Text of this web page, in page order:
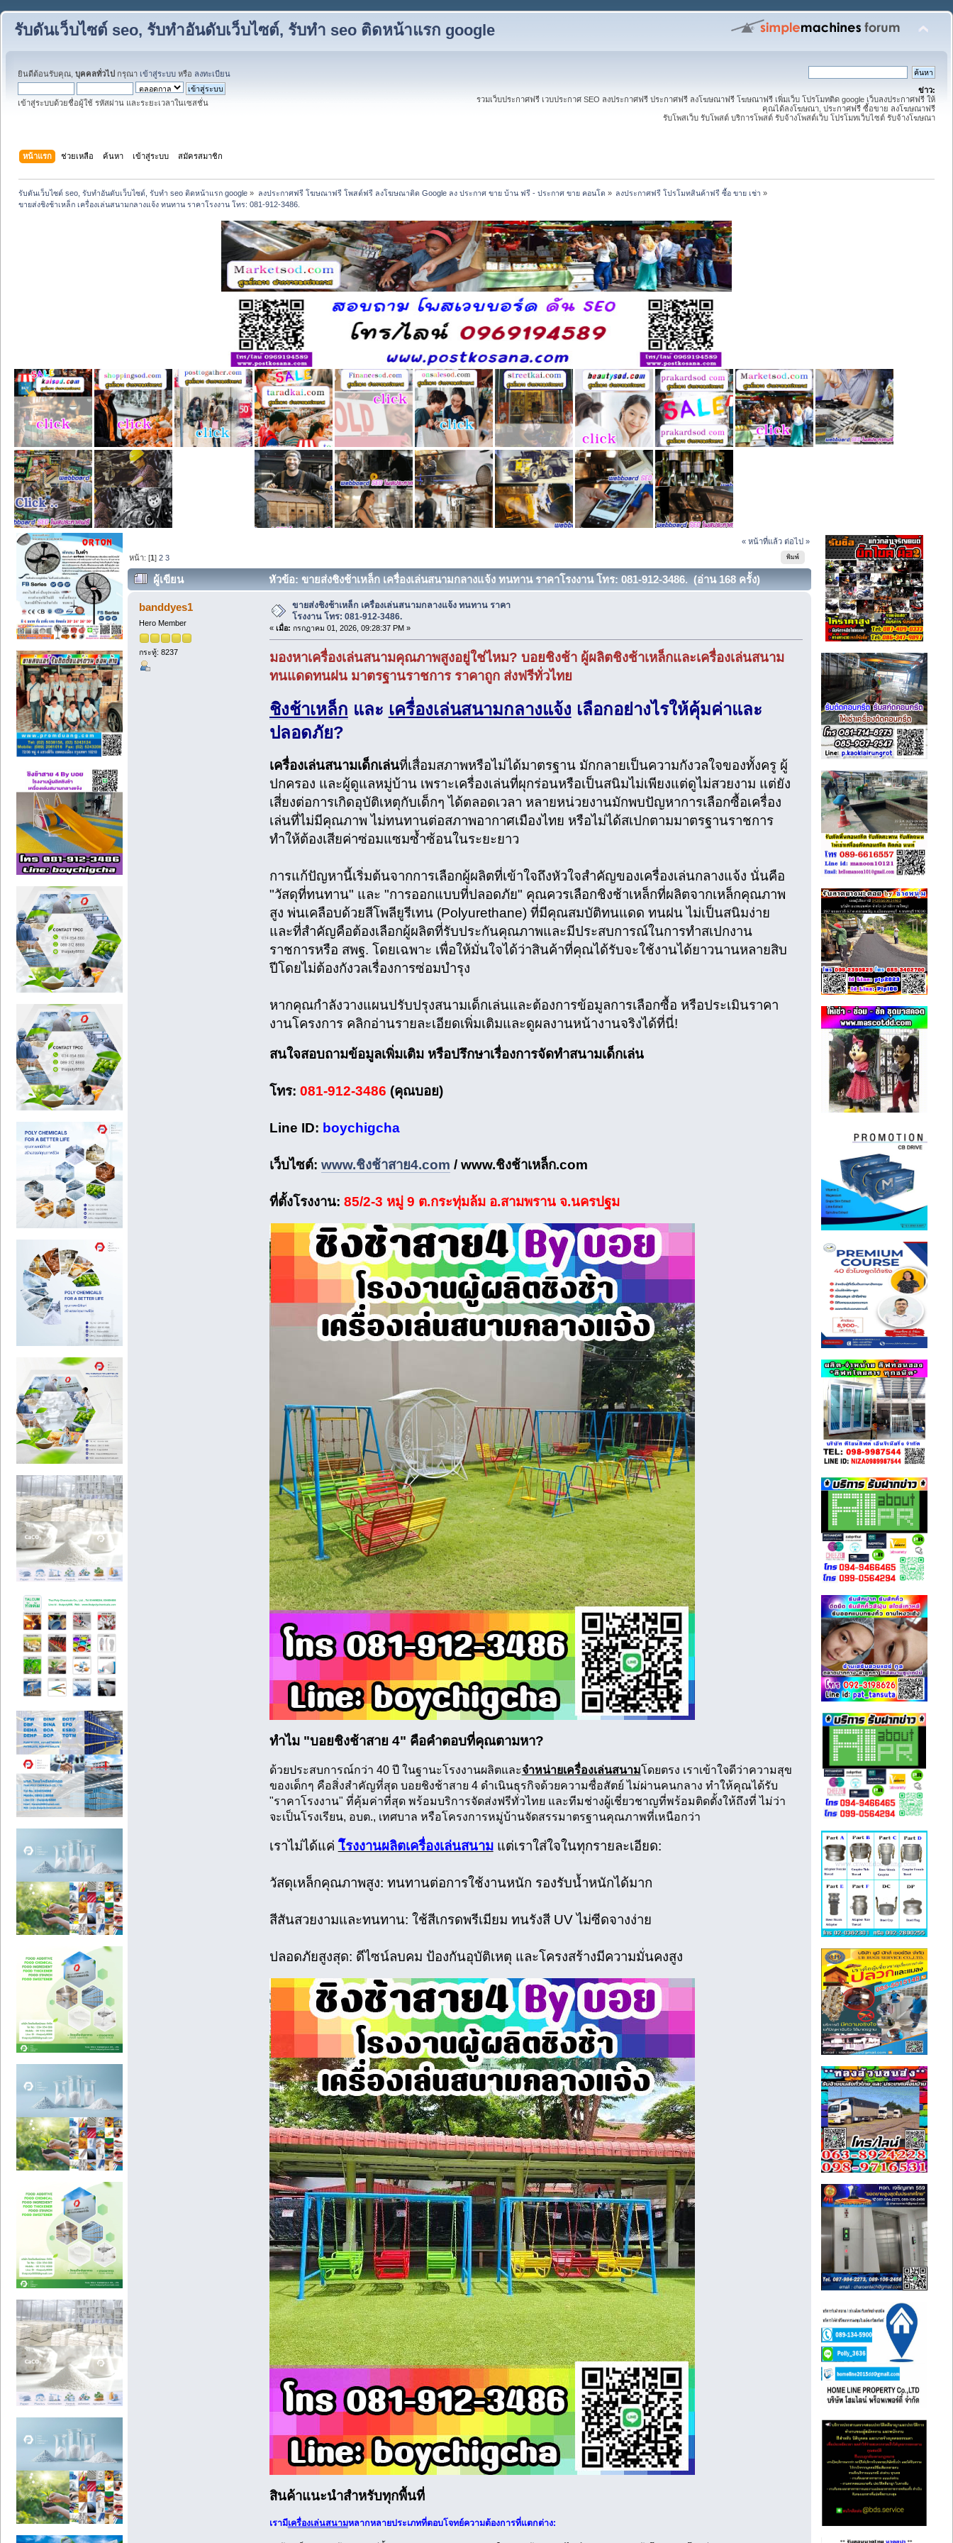
รับดันเว็บไซต์ seo, รับทำอันดับเว็บไซต์, รับทำ seo ติดหน้าแรก google
ยินดีต้อนรับคุณ, บุคคลทั่วไป กรุณา เข้าสู่ระบบ หรือ ลงทะเบียน
เข้าสู่ระบบด้วยชื่อผู้ใช้ รหัสผ่าน และระยะเวลาในเซสชั่น
ข่าว:
รวมเว็บประกาศฟรี เวบประกาศ SEO ลงประกาศฟรี ประกาศฟรี ลงโฆษณาฟรี โฆษณาฟรี เพิ่มเว็บ โปรโมทติด google เว็บลงประกาศฟรี ให้
คุณได้ลงโฆษณา, ประกาศฟรี ซื้อขาย ลงโฆษณาฟรี
รับโพสเว็บ รับโพสต์ บริการโพสต์ รับจ้างโพสต์เว็บ โปรโมทเว็บไซต์ รับจ้างโฆษณา
หน้าแรก ช่วยเหลือ ค้นหา เข้าสู่ระบบ สมัครสมาชิก
รับดันเว็บไซต์ seo, รับทำอันดับเว็บไซต์, รับทำ seo ติดหน้าแรก google » ลงประกาศฟรี โฆษณาฟรี โพสต์ฟรี ลงโฆษณาติด Google ลง ประกาศ ขาย บ้าน ฟรี - ประกาศ ขาย คอนโด » ลงประกาศฟรี โปรโมทสินค้าฟรี ซื้อ ขาย เช่า »
ขายส่งชิงช้าเหล็ก เครื่องเล่นสนามกลางแจ้ง ทนทาน ราคาโรงงาน โทร: 081-912-3486.
« หน้าที่แล้ว ต่อไป »
พิมพ์
หน้า: [1]2 3
ผู้เขียน หัวข้อ: ขายส่งชิงช้าเหล็ก เครื่องเล่นสนามกลางแจ้ง ทนทาน ราคาโรงงาน โทร: 081-912-3486. (อ่าน 168 ครั้ง)
banddyes1
Hero Member
กระทู้: 8237
ขายส่งชิงช้าเหล็ก เครื่องเล่นสนามกลางแจ้ง ทนทาน ราคา
โรงงาน โทร: 081-912-3486.
« เมื่อ: กรกฎาคม 01, 2026, 09:28:37 PM »
มองหาเครื่องเล่นสนามคุณภาพสูงอยู่ใช่ไหม? บอยชิงช้า ผู้ผลิตชิงช้าเหล็กและเครื่องเล่นสนาม
ทนแดดทนฝน มาตรฐานราชการ ราคาถูก ส่งฟรีทั่วไทย
ชิงช้าเหล็ก และ เครื่องเล่นสนามกลางแจ้ง เลือกอย่างไรให้คุ้มค่าและ
ปลอดภัย?
เครื่องเล่นสนามเด็กเล่นที่เสื่อมสภาพหรือไม่ได้มาตรฐาน มักกลายเป็นความกังวลใจของทั้งครู ผู้
ปกครอง และผู้ดูแลหมู่บ้าน เพราะเครื่องเล่นที่ผุกร่อนหรือเป็นสนิมไม่เพียงแต่ดูไม่สวยงาม แต่ยัง
เสี่ยงต่อการเกิดอุบัติเหตุกับเด็กๆ ได้ตลอดเวลา หลายหน่วยงานมักพบปัญหาการเลือกซื้อเครื่อง
เล่นที่ไม่มีคุณภาพ ไม่ทนทานต่อสภาพอากาศเมืองไทย หรือไม่ได้สเปกตามมาตรฐานราชการ
ทำให้ต้องเสียค่าซ่อมแซมซ้ำซ้อนในระยะยาว
การแก้ปัญหานี้เริ่มต้นจากการเลือกผู้ผลิตที่เข้าใจถึงหัวใจสำคัญของเครื่องเล่นกลางแจ้ง นั่นคือ
"วัสดุที่ทนทาน" และ "การออกแบบที่ปลอดภัย" คุณควรเลือกชิงช้าเหล็กที่ผลิตจากเหล็กคุณภาพ
สูง พ่นเคลือบด้วยสีโพลียูรีเทน (Polyurethane) ที่มีคุณสมบัติทนแดด ทนฝน ไม่เป็นสนิมง่าย
และที่สำคัญคือต้องเลือกผู้ผลิตที่รับประกันคุณภาพและมีประสบการณ์ในการทำสเปกงาน
ราชการหรือ สพฐ. โดยเฉพาะ เพื่อให้มั่นใจได้ว่าสินค้าที่คุณได้รับจะใช้งานได้ยาวนานหลายสิบ
ปีโดยไม่ต้องกังวลเรื่องการซ่อมบำรุง
หากคุณกำลังวางแผนปรับปรุงสนามเด็กเล่นและต้องการข้อมูลการเลือกซื้อ หรือประเมินราคา
งานโครงการ คลิกอ่านรายละเอียดเพิ่มเติมและดูผลงานหน้างานจริงได้ที่นี่!
สนใจสอบถามข้อมูลเพิ่มเติม หรือปรึกษาเรื่องการจัดทำสนามเด็กเล่น
โทร: 081-912-3486 (คุณบอย)
Line ID: boychigcha
เว็บไซต์: www.ชิงช้าสาย4.com / www.ชิงช้าเหล็ก.com
ที่ตั้งโรงงาน: 85/2-3 หมู่ 9 ต.กระทุ่มล้ม อ.สามพราน จ.นครปฐม
ทำไม "บอยชิงช้าสาย 4" คือคำตอบที่คุณตามหา?
ด้วยประสบการณ์กว่า 40 ปี ในฐานะโรงงานผลิตและจำหน่ายเครื่องเล่นสนามโดยตรง เราเข้าใจดีว่าความสุข
ของเด็กๆ คือสิ่งสำคัญที่สุด บอยชิงช้าสาย 4 ดำเนินธุรกิจด้วยความซื่อสัตย์ ไม่ผ่านคนกลาง ทำให้คุณได้รับ
"ราคาโรงงาน" ที่คุ้มค่าที่สุด พร้อมบริการจัดส่งฟรีทั่วไทย และทีมช่างผู้เชี่ยวชาญที่พร้อมติดตั้งให้ถึงที่ ไม่ว่า
จะเป็นโรงเรียน, อบต., เทศบาล หรือโครงการหมู่บ้านจัดสรรมาตรฐานคุณภาพที่เหนือกว่า
เราไม่ได้แค่โีรงงานผลิตเครื่องเล่นสนามแต่เราใส่ใจในทุกรายละเอียด:
วัสดุเหล็กคุณภาพสูง: ทนทานต่อการใช้งานหนัก รองรับน้ำหนักได้มาก
สีสันสวยงามและทนทาน: ใช้สีเกรดพรีเมียม ทนรังสี UV ไม่ซีดจางง่าย
ปลอดภัยสูงสุด: ดีไซน์ลบคม ป้องกันอุบัติเหตุ และโครงสร้างมีความมั่นคงสูง
สินค้าแนะนำสำหรับทุกพื้นที่
เรามีเครื่องเล่นสนามหลากหลายประเภทที่ตอบโจทย์ความต้องการที่แตกต่าง: